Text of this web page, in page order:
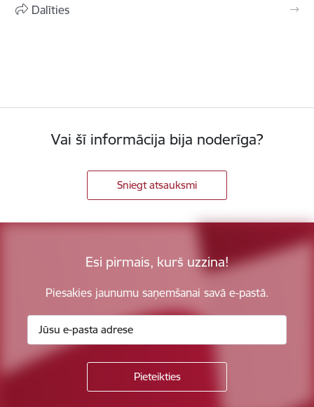
Dalīties
Vai šī informācija bija noderīga?
Sniegt atsauksmi
Esi pirmais, kurš uzzina!
Piesakies jaunumu saņemšanai savā e-pastā.